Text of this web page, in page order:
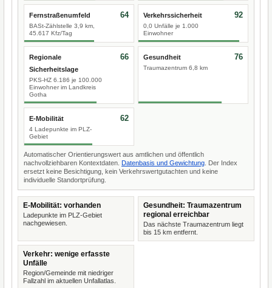
Fernstraßenumfeld
BASt-Zählstelle 3,9 km,
45.617 Kfz/Tag
64 Verkehrssicherheit
0,0 Unfälle je 1.000
Einwohner
92
Regionale
Sicherheitslage
PKS-HZ 6.186 je 100.000
Einwohner im Landkreis
Gotha
66 Gesundheit
Traumazentrum 6,8 km
76
E-Mobilität
4 Ladepunkte im PLZ-
Gebiet
62
Automatischer Orientierungswert aus amtlichen und öffentlich
nachvollziehbaren Kontextdaten. Datenbasis und Gewichtung . Der Index
ersetzt keine Besichtigung, kein Verkehrswertgutachten und keine
individuelle Standortprüfung.
E-Mobilität: vorhanden
Ladepunkte im PLZ-Gebiet
nachgewiesen.
Gesundheit: Traumazentrum
regional erreichbar
Das nächste Traumazentrum liegt
bis 15 km entfernt.
Verkehr: wenige erfasste
Unfälle
Region/Gemeinde mit niedriger
Fallzahl im aktuellen Unfallatlas.